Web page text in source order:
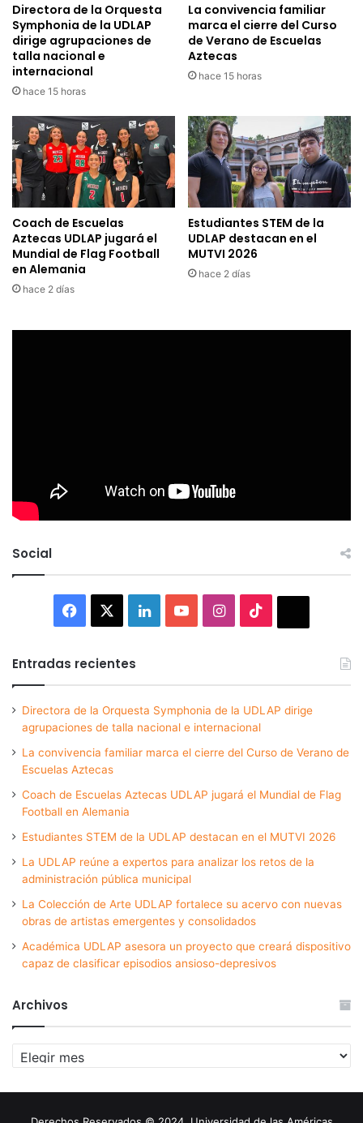
Directora de la Orquesta
Symphonia de la UDLAP
dirige agrupaciones de
talla nacional e
internacional
hace 15 horas
La convivencia familiar
marca el cierre del Curso
de Verano de Escuelas
Aztecas
hace 15 horas
Coach de Escuelas
Aztecas UDLAP jugará el
Mundial de Flag Football
en Alemania
hace 2 días
Estudiantes STEM de la
UDLAP destacan en el
MUTVI 2026
hace 2 días
Social
Facebook LinkedInYouTubeInstagram
Entradas recientes
Directora de la Orquesta Symphonia de la UDLAP dirige
agrupaciones de talla nacional e internacional
La convivencia familiar marca el cierre del Curso de Verano de
Escuelas Aztecas
Coach de Escuelas Aztecas UDLAP jugará el Mundial de Flag
Football en Alemania
Estudiantes STEM de la UDLAP destacan en el MUTVI 2026
La UDLAP reúne a expertos para analizar los retos de la
administración pública municipal
La Colección de Arte UDLAP fortalece su acervo con nuevas
obras de artistas emergentes y consolidados
Académica UDLAP asesora un proyecto que creará dispositivo
capaz de clasificar episodios ansioso-depresivos
Archivos
Archivos